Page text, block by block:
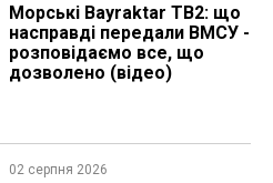
Морські Bayraktar TB2: що
насправді передали ВМСУ -
розповідаємо все, що
дозволено (відео)
02 серпня 2026